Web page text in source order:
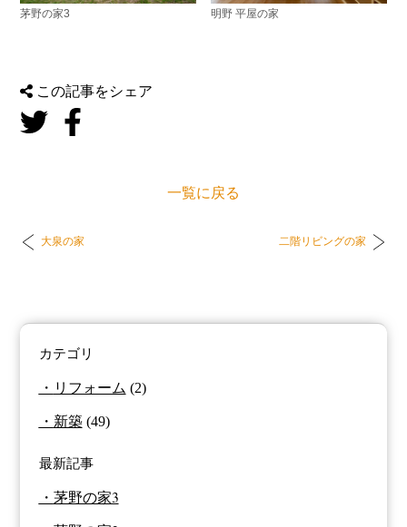
茅野の家3 明野 平屋の家
この記事をシェア
一覧に戻る
大泉の家 二階リビングの家
カテゴリ
リフォーム (2)
新築(49)
最新記事
茅野の家3